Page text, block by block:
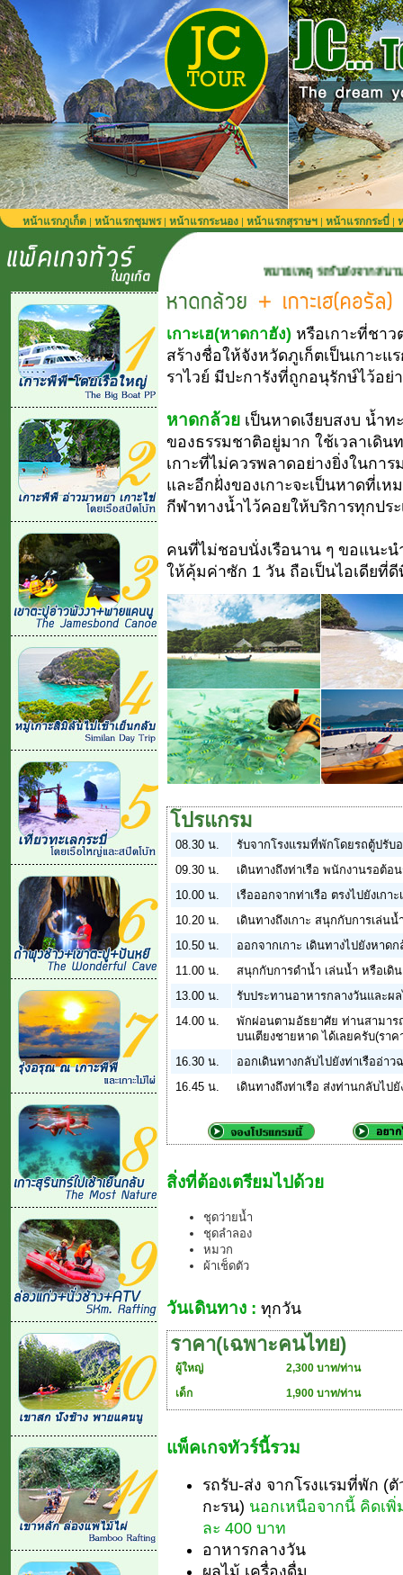
หน้าแรกภูเก็ต | หน้าแรกชุมพร| หน้าแรกระนอง | หน้าแรกสุราษฯ | หน้าแรกกระบี่ |
หมายเหตุ รถรับส่งจากสนามบินภูเก็ต
เกาะเฮ(หาดกาฮัง) หรือเกาะที่ชาว
สร้างชื่อให้จังหวัดภูเก็ตเป็นเกาะแ
ราไวย์ มีปะการังที่ถูกอนุรักษ์ไว้อย่
หาดกล้วย เป็นหาดเงียบสงบ น้ำท
ของธรรมชาติอยู่มาก ใช้เวลาเดิน
เกาะที่ไม่ควรพลาดอย่างยิ่งในการ
และอีกฝั่งของเกาะจะเป็นหาดที่เ
กีฬาทางน้ำไว้คอยให้บริการทุกปร
คนที่ไม่ชอบนั่งเรือนาน ๆ ขอแนะน
ให้คุ้มค่าซัก 1 วัน ถือเป็นไอเดียที่ดี
โปรแกรม
08.30 น.
รับจากโรงแรมที่พักโดยรถตู้ปรับ
09.30 น.
เดินทางถึงท่าเรือ พนักงานรอต้อ
10.00 น.
เรือออกจากท่าเรือ ตรงไปยังเกา
10.20 น.
เดินทางถึงเกาะ สนุกกับการเล่น
10.50 น.
ออกจากเกาะ เดินทางไปยังหาดก
11.00 น.
สนุกกับการดำน้ำ เล่นน้ำ หรือเดิ
13.00 น.
รับประทานอาหารกลางวันและผ
14.00 น.
พักผ่อนตามอัธยาศัย ท่านสามาร
บนเตียงชายหาด ได้เลยครับ(รา
16.30 น.
ออกเดินทางกลับไปยังท่าเรืออ่าว
16.45 น.
เดินทางถึงท่าเรือ ส่งท่านกลับไป
สิ่งที่ต้องเตรียมไปด้วย
ชุดว่ายน้ำ
ชุดลำลอง
หมวก
ผ้าเช็ดตัว
วันเดินทาง : ทุกวัน
ราคา(เฉพาะคนไทย)
ผู้ใหญ่
2,300 บาท/ท่าน
เด็ก
1,900 บาท/ท่าน
แพ็คเกจทัวร์นี้รวม
รถรับ-ส่ง จากโรงแรมที่พัก (
กะรน) นอกเหนือจากนี้ คิดเ
ละ 400 บาท
อาหารกลางวัน
ผลไม้ เครื่องดื่ม